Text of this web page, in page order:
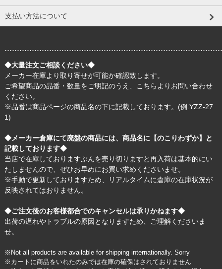
支払い方法について
◆大量注文ご相談ください◆
メーカー在庫より取り寄せが可能か確認致します。
ご希望商品の品番・数量をご明記のうえ、
こちら よりお問い合わせ
ください。
※品番は商品ページの商品名の下に記載しております。(例:YZZ-27
1)
◆メーカー倉庫にて廃盤の商品には、商品名に【のこりわずか】と
記載しております◆
当店で在庫しておりますぶんを売り切りますと再入荷は基本的にい
たしませんので、ぜひお早めにお買い求めくださいませ。
※手動で更新しておりますため、リアルタイムに倉庫の在庫状況が
反映されてはおりません。
◆ご注文後のお客様都合でのキャンセルは承りかねます◆
出荷の遅れやトラブルの原因となりますため、ご理解くださいま
せ。
※Not all products are available for shipping internationally. Sorry
※カートに商品をいれたのみでは在庫の確保はされておりません